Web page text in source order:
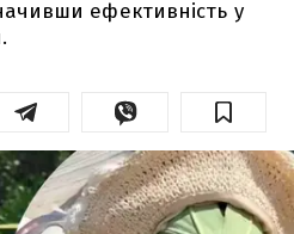
ефективність у